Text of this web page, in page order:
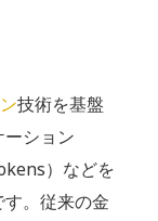
技術を基盤
ーション
）などを
。従来の金